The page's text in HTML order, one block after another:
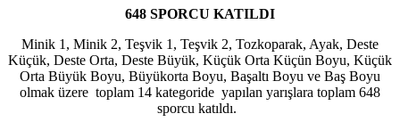
648 SPORCU KATILDI
Minik 1, Minik 2, Teşvik 1, Teşvik 2, Tozkoparak, Ayak, Deste
Küçük, Deste Orta, Deste Büyük, Küçük Orta Küçün Boyu, Küçük
Orta Büyük Boyu, Büyükorta Boyu, Başaltı Boyu ve Baş Boyu
olmak üzere toplam 14 kategoride yapılan yarışlara toplam 648
sporcu katıldı.